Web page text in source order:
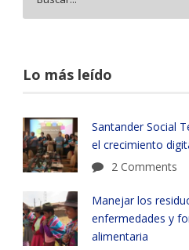
Lo más leído
Santander Social
el crecimiento
2 Comments
Manejar los
enfermedades y
alimentaria